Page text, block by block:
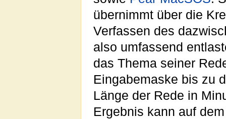
übernimmt über die
Verfassen des
also umfassend
das Thema seiner
Eingabemaske bis zu
Länge der Rede in
Ergebnis kann auf